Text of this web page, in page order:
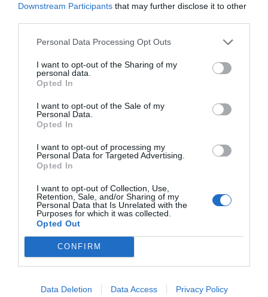
Downstream Participants that may further disclose it to other
Personal Data Processing Opt Outs
I want to opt-out of the Sharing of my
personal data.
Opted In
I want to opt-out of the Sale of my
Personal Data.
Opted In
I want to opt-out of processing my
Personal Data for Targeted Advertising.
Opted In
I want to opt-out of Collection, Use,
Retention, Sale, and/or Sharing of my
Personal Data that Is Unrelated with the
Purposes for which it was collected.
Opted Out
CONFIRM
Data Deletion Data Access Privacy Policy